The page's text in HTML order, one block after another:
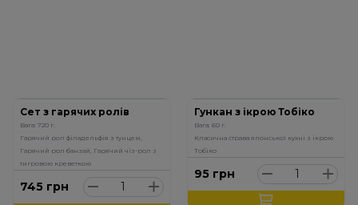
Сет з гарячих ролів
Вага: 720 г.
Гарячий рол філадельфія з тунцем,
Гарячий рол банзай, Гарячий чіз-рол з
тигровою креветкою
745 грн
Гункан з ікрою Тобіко
Вага: 60 г.
Класична страва японської кухні з ікрою
Тобіко
95 грн